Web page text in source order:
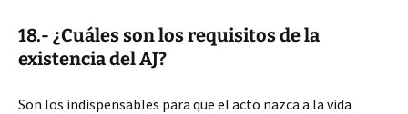
18.- ¿Cuáles son los requisitos de la
existencia del AJ?
Son los indispensables para que el acto nazca a la vida